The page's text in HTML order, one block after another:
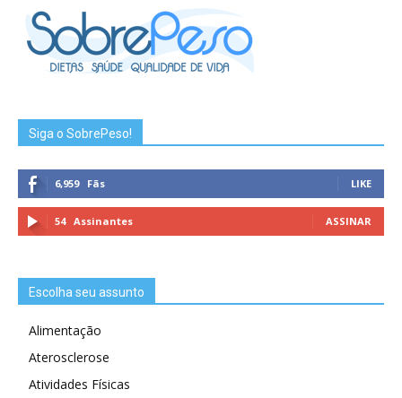
Siga o SobrePeso!
6,959 Fãs LIKE
54 Assinantes ASSINAR
Escolha seu assunto
Alimentação
Aterosclerose
Atividades Físicas